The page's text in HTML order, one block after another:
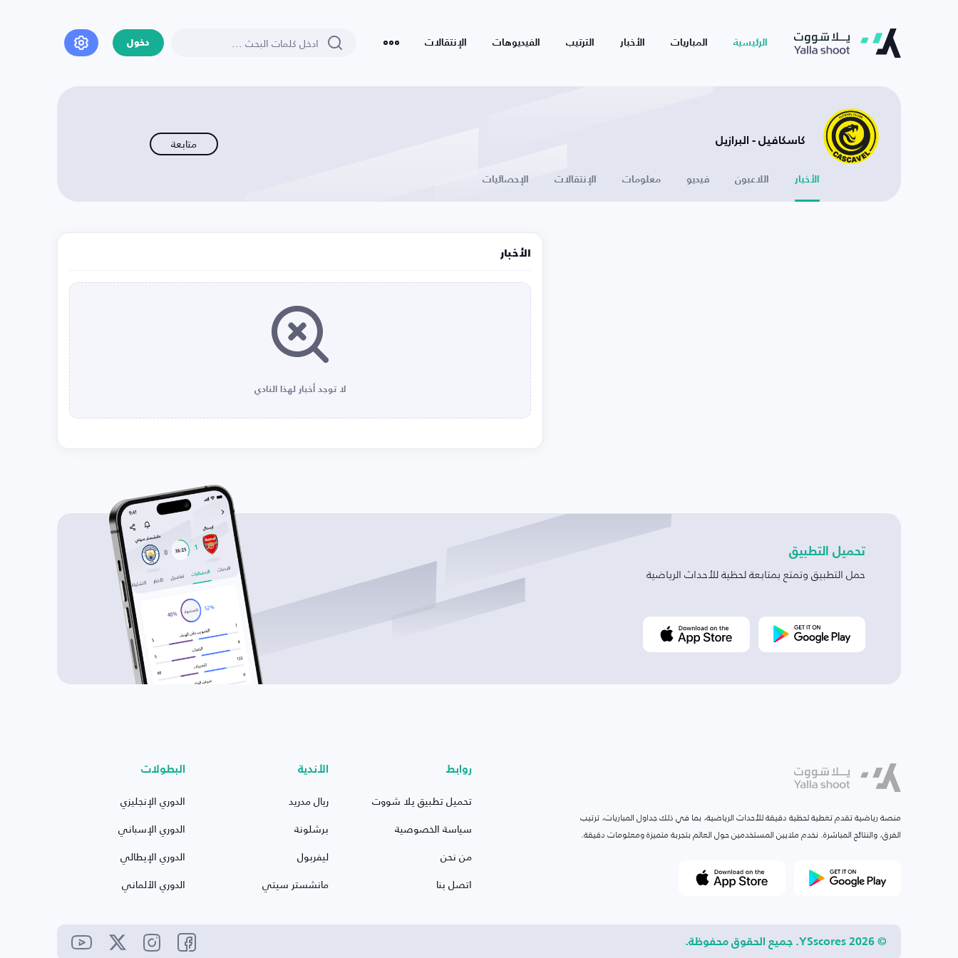
الرئيسية المباريات الأخبار الترتيب الفيديوهات الإنتقالات دخول
كاسكافيل - البرازيل متابعة
الأخبار اللاعبون فيديو معلومات الإنتقالات الإحصائيات
الأخبار
لا توجد أخبار لهذا النادي
تحميل التطبيق
حمل التطبيق وتمتع بمتابعة لحظية للأحداث الرياضية
منصة رياضية تقدم تغطية لحظية دقيقة للأحداث الرياضية، بما في ذلك جداول المباريات، ترتيب
الفرق، والنتائج المباشرة. نخدم ملايين المستخدمين حول العالم بتجربة متميزة ومعلومات دقيقة.
روابط
تحميل تطبيق يلا شووت
سياسة الخصوصية
من نحن
اتصل بنا
الأندية
ريال مدريد
برشلونة
ليفربول
مانشستر سيتي
البطولات
الدوري الإنجليزي
الدوري الإسباني
الدوري الإيطالي
الدوري الألماني
© 2026 YSscores. جميع الحقوق محفوظة.